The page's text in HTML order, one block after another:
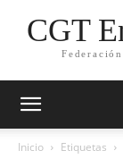
CGT
Inicio Etiquetas